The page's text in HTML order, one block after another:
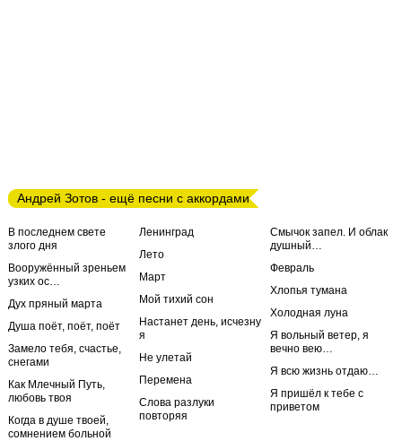
Андрей Зотов - ещё песни с аккордами
В последнем свете
злого дня
Вооружённый зреньем
узких ос…
Дух пряный марта
Душа поёт, поёт, поёт
Замело тебя, счастье,
снегами
Как Млечный Путь,
любовь твоя
Когда в душе твоей,
сомнением больной
Ленинград
Лето
Март
Мой тихий сон
Настанет день, исчезну
я
Не улетай
Перемена
Слова разлуки
повторяя
Смычок запел. И облак
душный…
Февраль
Хлопья тумана
Холодная луна
Я вольный ветер, я
вечно вею…
Я всю жизнь отдаю…
Я пришёл к тебе с
приветом